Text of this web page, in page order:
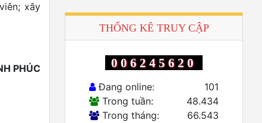
xây
PHÚC
THỐNG KÊ TRUY CẬP
006245620
Đang online:
101
Trong tuần:
48.434
Trong tháng:
66.543